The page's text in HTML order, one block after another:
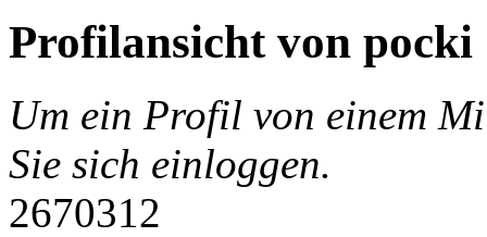
Profilansicht von pocki
Um ein Profil von einem
Sie sich einloggen.
2670312